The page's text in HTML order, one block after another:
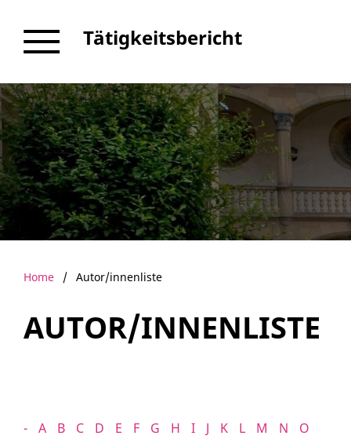
Tätigkeitsbericht
Home / Autor/innenliste
AUTOR/INNENLISTE
- A B C D E F G H I J K L M N
O